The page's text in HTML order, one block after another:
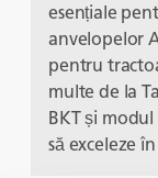
esențiale
anvelopelor
pentru
multe de la
BKT și
să exceleze